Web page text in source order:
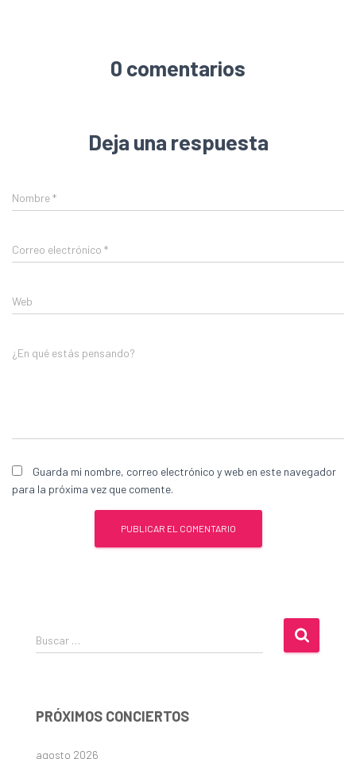
0 comentarios
Deja una respuesta
Nombre*
Correo electrónico *
Web
¿En qué estás pensando?
Guarda mi nombre, correo electrónico y web en este navegador
para la próxima vez que comente.
u
r
Buscar …
PRÓXIMOS CONCIERTOS
agosto 2026